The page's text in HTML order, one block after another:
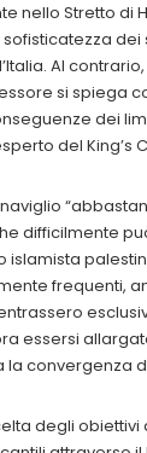
nello Stretto
Al
si spiega
dei
del King’s
difficilmente
frequenti,
essersi
la convergenza
degli